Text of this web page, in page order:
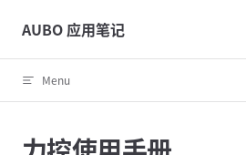
Skip to content
AUBO 应用笔记
Menu